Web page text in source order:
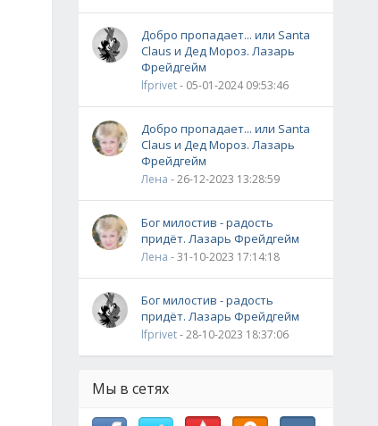
Добро пропадает... или Santa
Claus и Дед Мороз. Лазарь
Фрейдгейм
lfprivet- 05-01-2024 09:53:46
Добро пропадает... или Santa
Claus и Дед Мороз. Лазарь
Фрейдгейм
Лена - 26-12-2023 13:28:59
Бог милостив - радость
придёт. Лазарь Фрейдгейм
Лена - 31-10-2023 17:14:18
Бог милостив - радость
придёт. Лазарь Фрейдгейм
lfprivet- 28-10-2023 18:37:06
Мы в сетях